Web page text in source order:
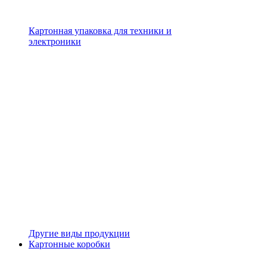
Картонная упаковка для техники и
электроники
Другие виды продукции
Картонные коробки